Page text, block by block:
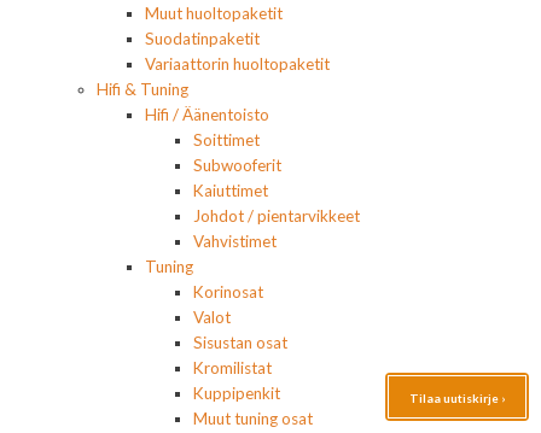
Muut huoltopaketit
Suodatinpaketit
Variaattorin huoltopaketit
Hifi & Tuning
Hifi / Äänentoisto
Soittimet
Subwooferit
Kaiuttimet
Johdot / pientarvikkeet
Vahvistimet
Tuning
Korinosat
Valot
Sisustan osat
Kromilistat
Kuppipenkit
Muut tuning osat
Tilaa uutiskirje ›